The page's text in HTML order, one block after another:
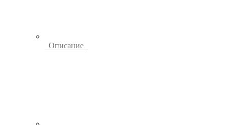
Описание